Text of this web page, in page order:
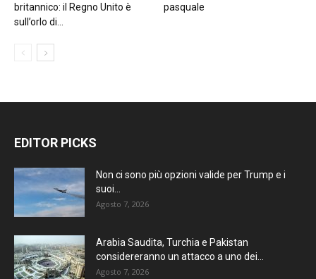
britannico: il Regno Unito è
sull’orlo di...
pasquale
EDITOR PICKS
Non ci sono più opzioni valide per Trump e i
suoi...
Agosto 7, 2026
Arabia Saudita, Turchia e Pakistan
considereranno un attacco a uno dei...
Agosto 7, 2026